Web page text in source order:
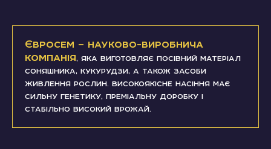
Євросем – науково-виробнича
компанія, яка виготовляє посівний матеріал
соняшника, кукурудзи, а також засоби
живлення рослин. високоякісне насіння має
сильну генетику, преміальну доробку і
стабільно високий врожай.